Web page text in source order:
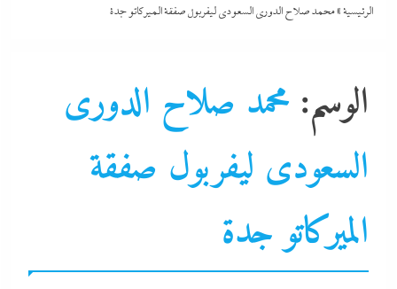
الرئيسية»محمد صلاح الدورى السعودى ليفربول صفقة الميركاتو جدة
الوسم: محمد صلاح الدورى
السعودى ليفربول صفقة
الميركاتو جدة
جاءنا الآن رياضة
سوشيال ميديا